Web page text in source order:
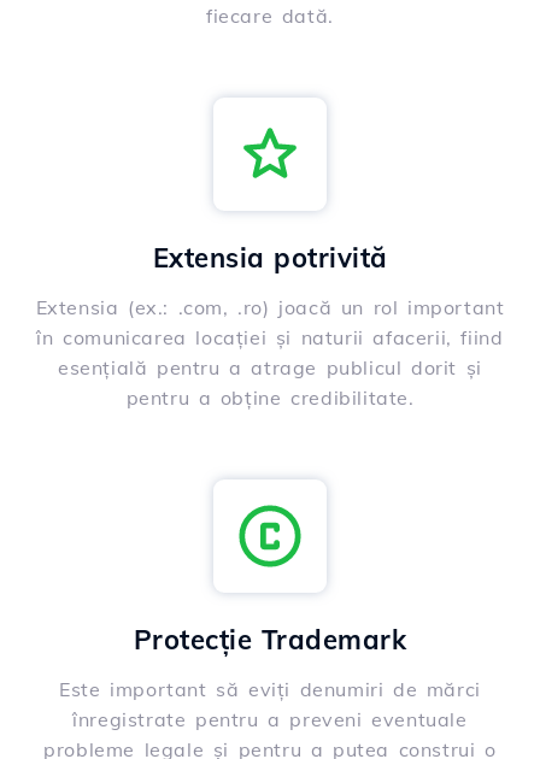
fiecare dată.
Extensia potrivită
Extensia (ex.: .com, .ro) joacă un rol important
în comunicarea locației și naturii afacerii, fiind
esențială pentru a atrage publicul dorit și
pentru a obține credibilitate.
Protecție Trademark
Este important să eviți denumiri de mărci
înregistrate pentru a preveni eventuale
probleme legale și pentru a putea construi o